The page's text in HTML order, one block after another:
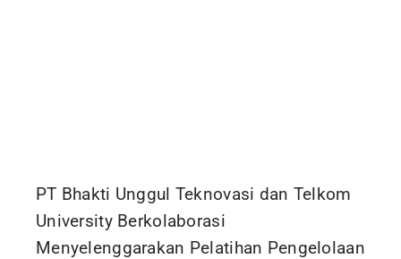
PT Bhakti Unggul Teknovasi dan Telkom
University Berkolaborasi
Menyelenggarakan Pelatihan Pengelolaan